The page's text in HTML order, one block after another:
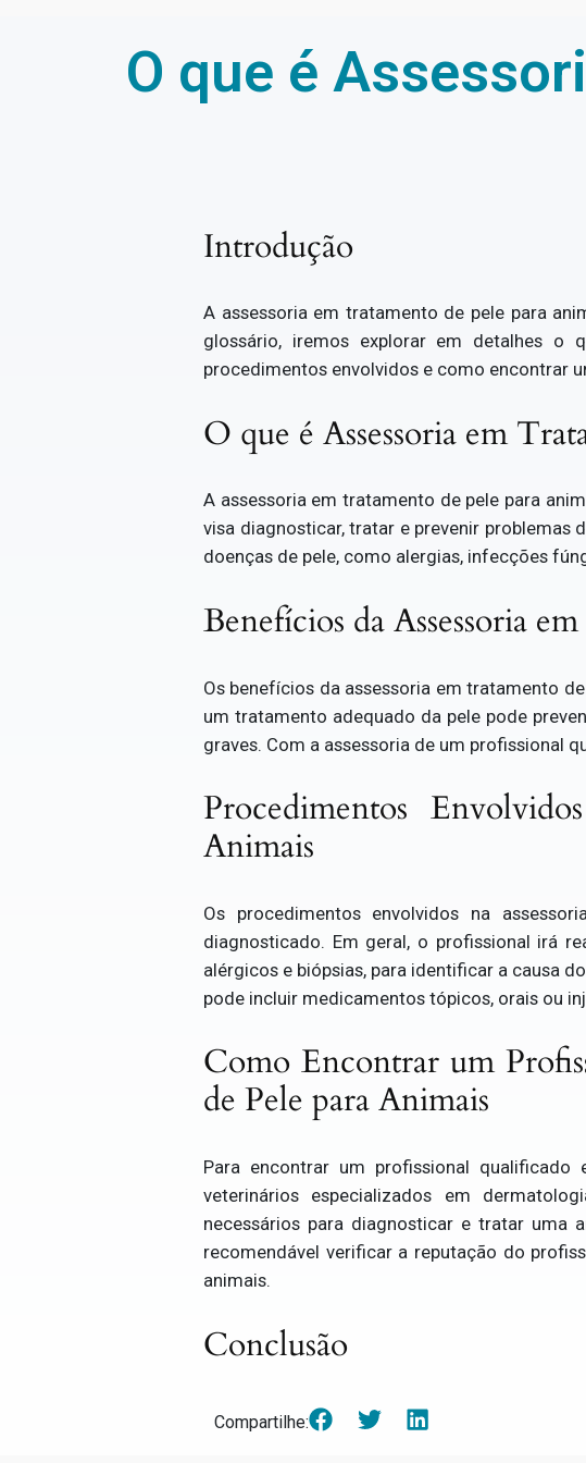
O que é
Introdução
A assessoria em tratamento de pele para
glossário, iremos explorar em detalhes o
procedimentos envolvidos e como encontrar
O que é Assessoria em
A assessoria em tratamento de pele para
visa diagnosticar, tratar e prevenir problemas
doenças de pele, como alergias, infecções
Benefícios da Assessoria
Os benefícios da assessoria em tratamento
um tratamento adequado da pele pode
graves. Com a assessoria de um profissional
Procedimentos
Animais
Os procedimentos envolvidos na
diagnosticado. Em geral, o profissional irá
alérgicos e biópsias, para identificar a causa
pode incluir medicamentos tópicos, orais ou
Como Encontrar um
de Pele para Animais
Para encontrar um profissional
veterinários especializados em
necessários para diagnosticar e tratar uma
recomendável verificar a reputação do
animais.
Conclusão
Compartilhe: